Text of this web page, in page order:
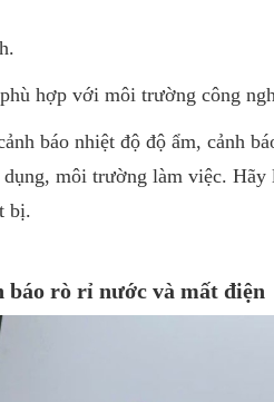
hợp với môi trường công
báo nhiệt độ độ ẩm, cảnh
môi trường làm việc.
bị.
báo rò rỉ nước và mất điện